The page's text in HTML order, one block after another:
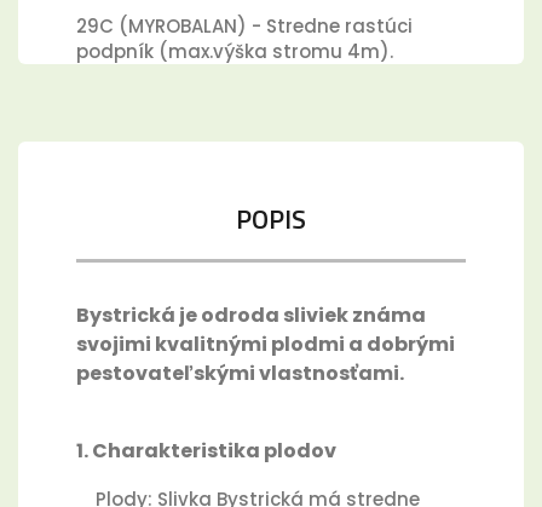
29C (MYROBALAN) - Stredne rastúci
podpník (max.výška stromu 4m).
POPIS
Bystrická je odroda sliviek známa
svojimi kvalitnými plodmi a dobrými
pestovateľskými vlastnosťami.
1. Charakteristika plodov
Plody: Slivka Bystrická má stredne